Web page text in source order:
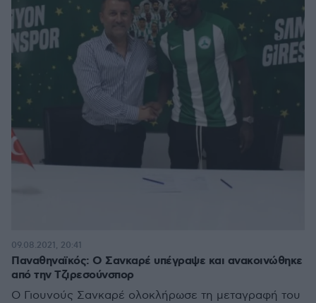
Παναθηναϊκός: Ο Σανκαρέ υπέγραψε και ανακοινώθηκε
από την Τζιρεσούνσπορ
Ο Γιουνούς Σανκαρέ ολοκλήρωσε τη μεταγραφή του
09.08.2021, 20:41